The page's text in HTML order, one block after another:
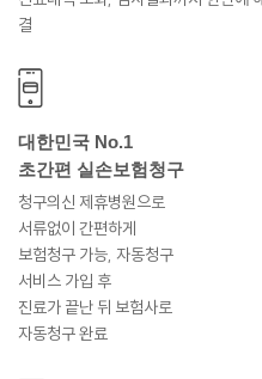
결
대한민국 No.1
초간편 실손보험청구
청구의신 제휴병원으로
서류없이 간편하게
보험청구 가능, 자동청구
서비스 가입 후
진료가 끝난 뒤 보험사로
자동청구 완료